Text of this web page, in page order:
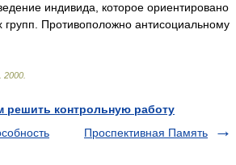
индивида, которое ориентировано
групп. Противоположно антисоциальному
2000
решить контрольную работу
Проспективная Память